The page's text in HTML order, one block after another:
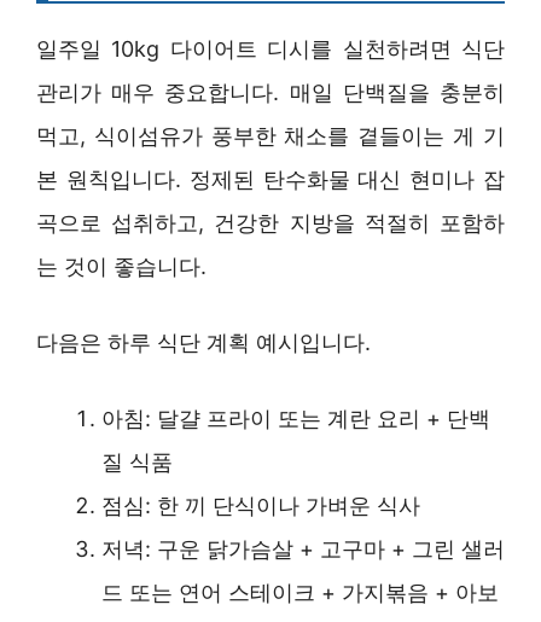
일주일 10kg 다이어트 디시를 실천하려면 식단
관리가 매우 중요합니다. 매일 단백질을 충분히
먹고, 식이섬유가 풍부한 채소를 곁들이는 게 기
본 원칙입니다. 정제된 탄수화물 대신 현미나 잡
곡으로 섭취하고, 건강한 지방을 적절히 포함하
는 것이 좋습니다.
다음은 하루 식단 계획 예시입니다.
아침: 달걀 프라이 또는 계란 요리 + 단백
질 식품
점심: 한 끼 단식이나 가벼운 식사
저녁: 구운 닭가슴살 + 고구마 + 그린 샐러
드 또는 연어 스테이크 + 가지볶음 + 아보